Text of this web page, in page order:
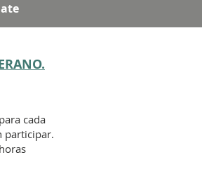
cada
participar.